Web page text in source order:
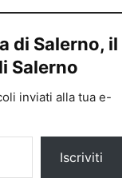
di Salerno, il
Salerno
inviati alla tua e-
Iscriviti